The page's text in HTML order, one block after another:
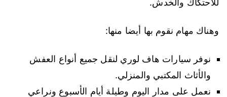
وهناك مهام نقوم بها أيضا منها:
نوفر سيارات هاف لوري لنقل جميع أنواع العفش
والأثاث المكتبي والمنزلي.
نعمل على مدار اليوم وطيلة أيام الأسبوع ونراعي